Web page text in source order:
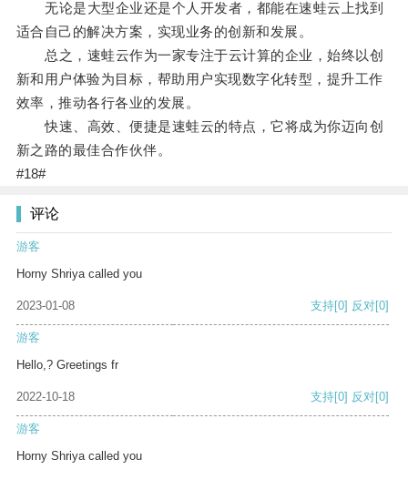
无论是大型企业还是个人开发者，都能在速蛙云上找到
适合自己的解决方案，实现业务的创新和发展。
总之，速蛙云作为一家专注于云计算的企业，始终以创
新和用户体验为目标，帮助用户实现数字化转型，提升工作
效率，推动各行各业的发展。
快速、高效、便捷是速蛙云的特点，它将成为你迈向创
新之路的最佳合作伙伴。
#18#
评论
游客
Horny Shriya called you
2023-01-08 支持[0] 反对[0]
游客
Hello,? Greetings fr
2022-10-18 支持[0] 反对[0]
游客
Horny Shriya called you